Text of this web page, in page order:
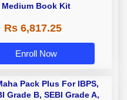
Medium Book Kit
Rs 6,817.25
Enroll Now
Pack Plus For IBPS,
Grade B, SEBI Grade A,